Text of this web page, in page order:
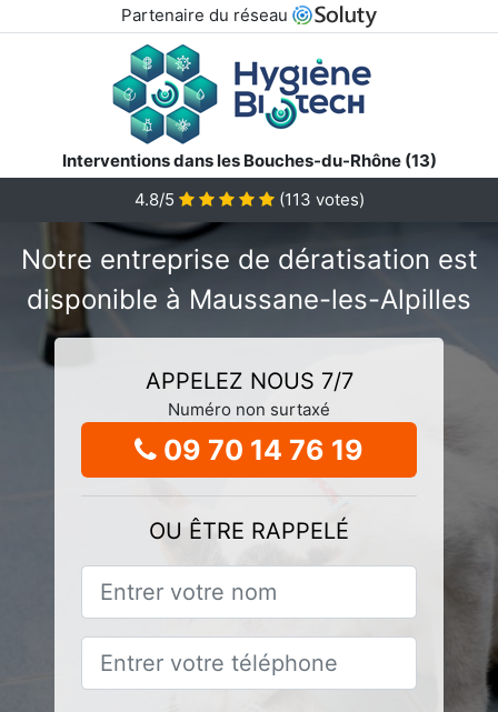
Partenaire du réseau
Interventions dans les Bouches-du-Rhône (13)
4.8/5
(113 votes)
Notre entreprise de dératisation est
disponible à Maussane-les-Alpilles
APPELEZ NOUS 7/7
Numéro non surtaxé
09 70 14 76 19
OU ÊTRE RAPPELÉ